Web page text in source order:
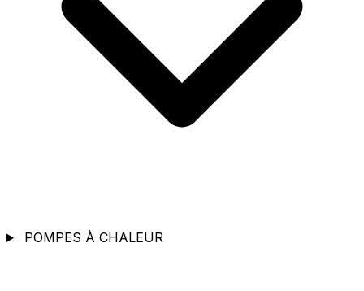
POMPES À CHALEUR